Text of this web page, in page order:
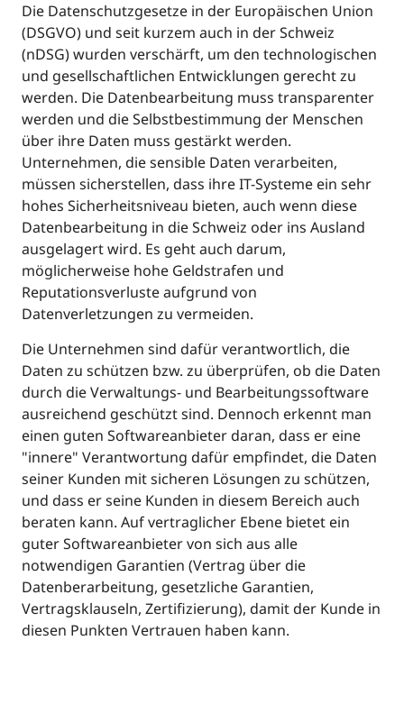
Die Datenschutzgesetze in der Europäischen Union
(DSGVO) und seit kurzem auch in der Schweiz
(nDSG) wurden verschärft, um den technologischen
und gesellschaftlichen Entwicklungen gerecht zu
werden. Die Datenbearbeitung muss transparenter
werden und die Selbstbestimmung der Menschen
über ihre Daten muss gestärkt werden.
Unternehmen, die sensible Daten verarbeiten,
müssen sicherstellen, dass ihre IT-Systeme ein sehr
hohes Sicherheitsniveau bieten, auch wenn diese
Datenbearbeitung in die Schweiz oder ins Ausland
ausgelagert wird. Es geht auch darum,
möglicherweise hohe Geldstrafen und
Reputationsverluste aufgrund von
Datenverletzungen zu vermeiden.
Die Unternehmen sind dafür verantwortlich, die
Daten zu schützen bzw. zu überprüfen, ob die Daten
durch die Verwaltungs- und Bearbeitungssoftware
ausreichend geschützt sind. Dennoch erkennt man
einen guten Softwareanbieter daran, dass er eine
"innere" Verantwortung dafür empfindet, die Daten
seiner Kunden mit sicheren Lösungen zu schützen,
und dass er seine Kunden in diesem Bereich auch
beraten kann. Auf vertraglicher Ebene bietet ein
guter Softwareanbieter von sich aus alle
notwendigen Garantien (Vertrag über die
Datenberarbeitung, gesetzliche Garantien,
Vertragsklauseln, Zertifizierung), damit der Kunde in
diesen Punkten Vertrauen haben kann.